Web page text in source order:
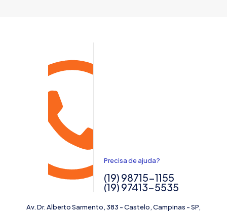
Precisa de ajuda?
(19) 98715-1155
(19) 97413-5535
Av. Dr. Alberto Sarmento, 383 - Castelo, Campinas - SP,